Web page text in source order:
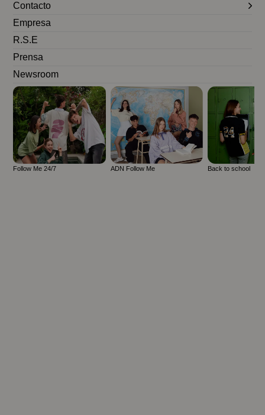
Contacto
Empresa
R.S.E
Prensa
Newsroom
Follow Me 24/7 ADN Follow Me Back to school